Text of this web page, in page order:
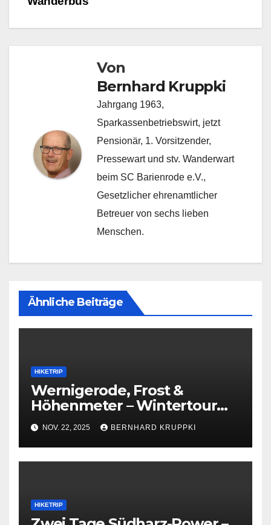
Von
Bernhard Kruppki
Jahrgang 1963,
Sparkassenbetriebswirt, jetzt
Pensionär, 1. Vorsitzender,
Pressewart und stv. Wanderwart
beim SC Barienrode e.V.,
Gesetzlicher ehrenamtlicher
Betreuer von sechs lieben
Menschen.
Ähnliche Beiträge
HIKETRIP
Wernigerode, Frost &
Höhenmeter – Wintertour
mit Solo-Finish
NOV. 22, 2025 BERNHARD KRUPPKI
HIKETRIP